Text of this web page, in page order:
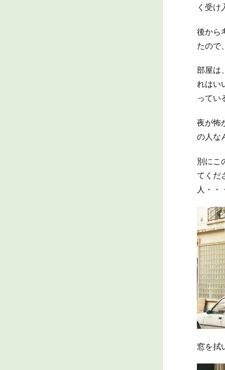
く受け
後から
たので
部屋は
れはい
ってい
夜が怖
の人な
別にこ
てくだ
人・・
窓を拭